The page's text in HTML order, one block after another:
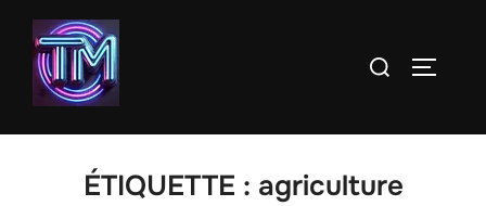
Aller
contenu
Rechercher :
ÉTIQUETTE : agriculture